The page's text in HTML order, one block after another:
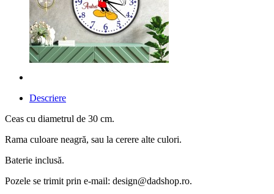
Descriere
Ceas cu diametrul de 30 cm.
Rama culoare neagră, sau la cerere alte culori.
Baterie inclusă.
Pozele se trimit prin e-mail: design@dadshop.ro.